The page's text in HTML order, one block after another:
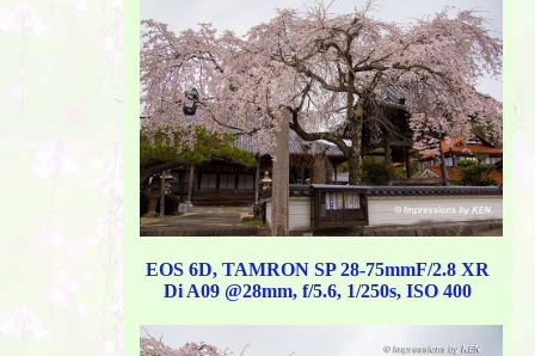
EOS 6D, TAMRON SP 28-75mmF/2.8 XR
Di A09 @28mm, f/5.6, 1/250s, ISO 400